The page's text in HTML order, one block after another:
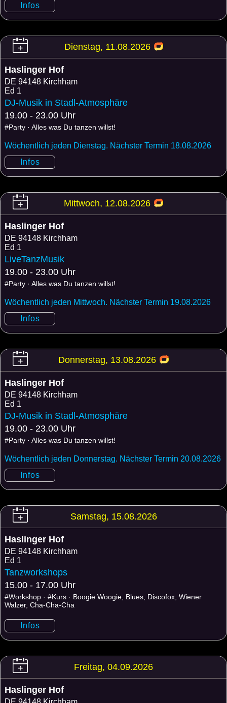
Infos
Dienstag, 11.08.2026
Haslinger Hof
DE 94148 Kirchham
Ed 1
DJ-Musik in Stadl-Atmosphäre
19.00 - 23.00 Uhr
#Party · Alles was Du tanzen willst!
Wöchentlich jeden Dienstag. Nächster Termin 18.08.2026
Infos
Mittwoch, 12.08.2026
Haslinger Hof
DE 94148 Kirchham
Ed 1
LiveTanzMusik
19.00 - 23.00 Uhr
#Party · Alles was Du tanzen willst!
Wöchentlich jeden Mittwoch. Nächster Termin 19.08.2026
Infos
Donnerstag, 13.08.2026
Haslinger Hof
DE 94148 Kirchham
Ed 1
DJ-Musik in Stadl-Atmosphäre
19.00 - 23.00 Uhr
#Party · Alles was Du tanzen willst!
Wöchentlich jeden Donnerstag. Nächster Termin 20.08.2026
Infos
Samstag, 15.08.2026
Haslinger Hof
DE 94148 Kirchham
Ed 1
Tanzworkshops
15.00 - 17.00 Uhr
#Workshop · #Kurs · Boogie Woogie, Blues, Discofox, Wiener
Walzer, Cha-Cha-Cha
Infos
Freitag, 04.09.2026
Haslinger Hof